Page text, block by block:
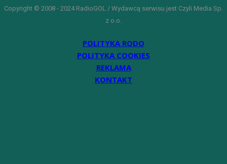
Copyright © 2008 - 2024 RadioGOL / Wydawcą serwisu jest Czyli Media Sp.
z o.o.
POLITYKA RODO
POLITYKA COOKIES
REKLAMA
KONTAKT